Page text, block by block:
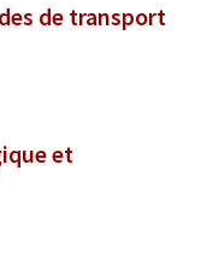
de transport
et